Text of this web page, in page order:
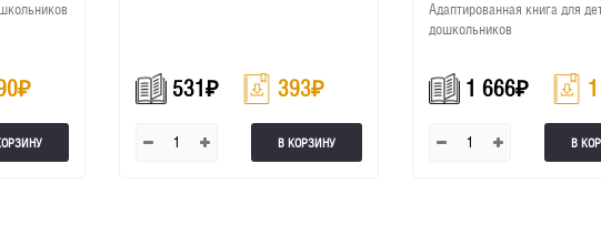
₽ 531₽ 393₽
В КОРЗИНУ
Адаптированная книга для
дошкольников
1 666₽
В